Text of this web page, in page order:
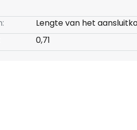
Lengte van het
0,71